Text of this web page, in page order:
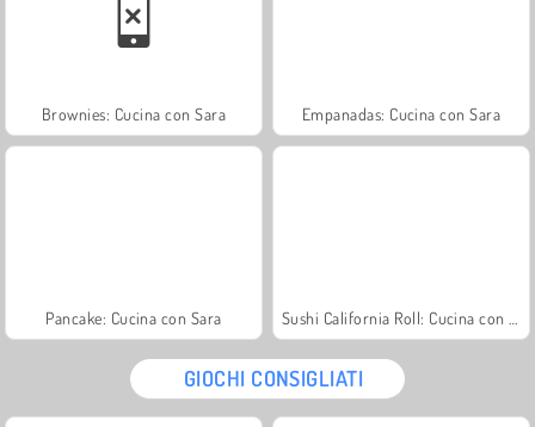
Brownies: Cucina con Sara Empanadas: Cucina con Sara
Pancake: Cucina con Sara
GIOCHI CONSIGLIATI